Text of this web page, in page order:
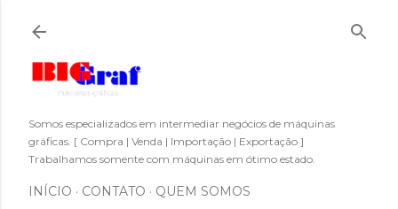
Somos especializados em intermediar negócios de máquinas
gráficas. [ Compra | Venda | Importação | Exportação ]
Trabalhamos somente com máquinas em ótimo estado.
INÍCIO CONTATO QUEM SOMOS